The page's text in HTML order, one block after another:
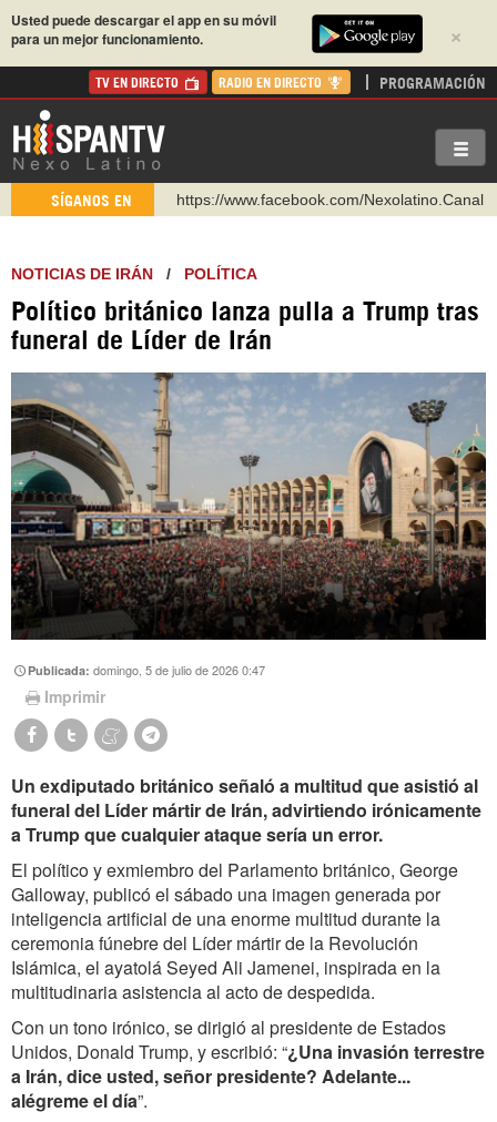
×
Usted puede descargar el app en su móvil
para un mejor funcionamiento.
TV EN DIRECTO RADIO EN DIRECTO PROGRAMACIÓN
SÍGANOS EN
https://www.facebook.com/Nexolatino.Canal
http://twitter.com/nexo_latino
https://t.me/hispantvcanal
https://urmedium.com/c/hispantv
Instagram como: hispan_tv
NOTICIAS DE IRÁN / POLÍTICA
Político británico lanza pulla a Trump tras
funeral de Líder de Irán
Publicada:domingo, 5 de julio de 2026 0:47
Imprimir
Un exdiputado británico señaló a multitud que asistió al
funeral del Líder mártir de Irán, advirtiendo irónicamente
a Trump que cualquier ataque sería un error.
El político y exmiembro del Parlamento británico, George
Galloway, publicó el sábado una imagen generada por
inteligencia artificial de una enorme multitud durante la
ceremonia fúnebre del Líder mártir de la Revolución
Islámica, el ayatolá Seyed Ali Jamenei, inspirada en la
multitudinaria asistencia al acto de despedida.
Con un tono irónico, se dirigió al presidente de Estados
Unidos, Donald Trump, y escribió: “¿Una invasión terrestre
a Irán, dice usted, señor presidente? Adelante...
alégreme el día”.